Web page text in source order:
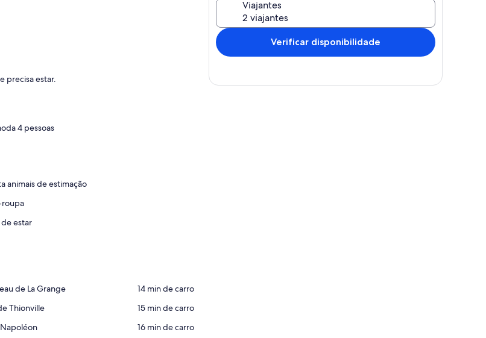
precisa estar.
4 pessoas
animais de estimação
roupa
estar
de La Grange
‪14 min de carro‬
Thionville
‪15 min de carro‬
‪16 min de carro‬
Viajantes
Verificar disponibilidade